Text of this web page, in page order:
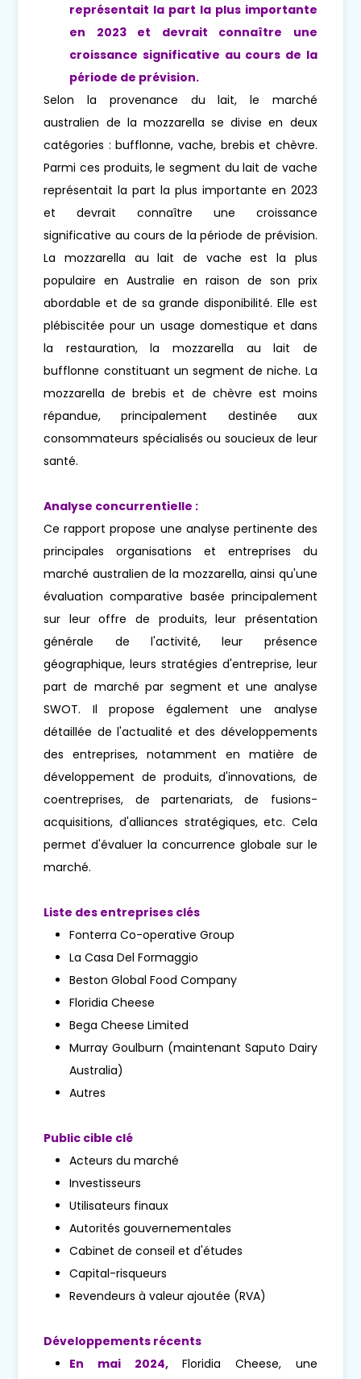
représentait la part la plus importante
en 2023 et devrait connaître une
croissance significative au cours de la
période de prévision.
Selon la provenance du lait, le marché
australien de la mozzarella se divise en deux
catégories : bufflonne, vache, brebis et chèvre.
Parmi ces produits, le segment du lait de vache
représentait la part la plus importante en 2023
et devrait connaître une croissance
significative au cours de la période de prévision.
La mozzarella au lait de vache est la plus
populaire en Australie en raison de son prix
abordable et de sa grande disponibilité. Elle est
plébiscitée pour un usage domestique et dans
la restauration, la mozzarella au lait de
bufflonne constituant un segment de niche. La
mozzarella de brebis et de chèvre est moins
répandue, principalement destinée aux
consommateurs spécialisés ou soucieux de leur
santé.
Analyse concurrentielle :
Ce rapport propose une analyse pertinente des
principales organisations et entreprises du
marché australien de la mozzarella, ainsi qu'une
évaluation comparative basée principalement
sur leur offre de produits, leur présentation
générale de l'activité, leur présence
géographique, leurs stratégies d'entreprise, leur
part de marché par segment et une analyse
SWOT. Il propose également une analyse
détaillée de l'actualité et des développements
des entreprises, notamment en matière de
développement de produits, d'innovations, de
coentreprises, de partenariats, de fusions-
acquisitions, d'alliances stratégiques, etc. Cela
permet d'évaluer la concurrence globale sur le
marché.
Liste des entreprises clés
Fonterra Co-operative Group
La Casa Del Formaggio
Beston Global Food Company
Floridia Cheese
Bega Cheese Limited
Murray Goulburn (maintenant Saputo Dairy
Australia)
Autres
Public cible clé
Acteurs du marché
Investisseurs
Utilisateurs finaux
Autorités gouvernementales
Cabinet de conseil et d'études
Capital-risqueurs
Revendeurs à valeur ajoutée (RVA)
Développements récents
En mai 2024, Floridia Cheese, une